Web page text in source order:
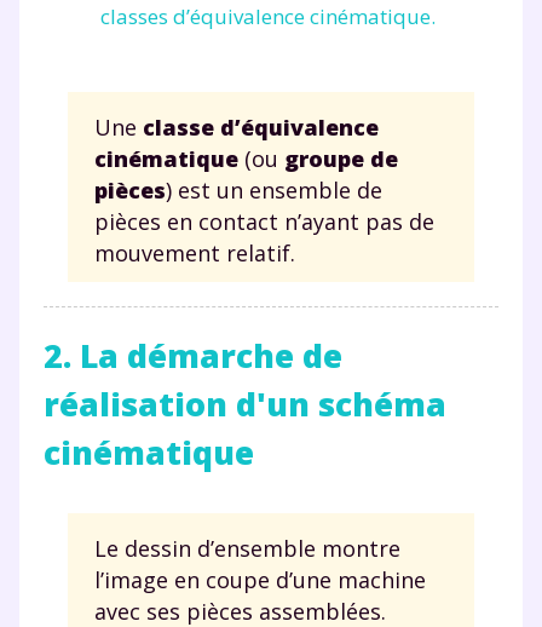
classes d’équivalence cinématique.
Une classe d’équivalence
cinématique (ou groupe de
pièces) est un ensemble de
pièces en contact n’ayant pas de
mouvement relatif.
2. La démarche de
réalisation d'un schéma
cinématique
Le dessin d’ensemble montre
l’image en coupe d’une machine
avec ses pièces assemblées.